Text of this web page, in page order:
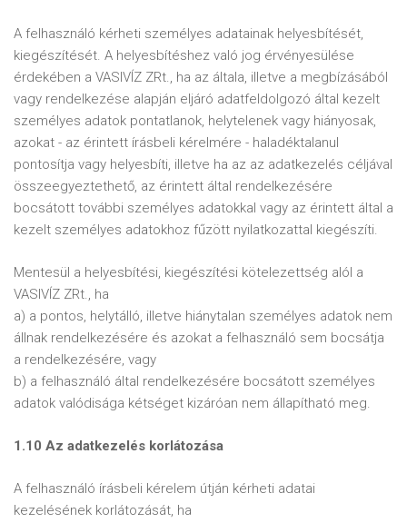
A felhasználó kérheti személyes adatainak helyesbítését,
kiegészítését. A helyesbítéshez való jog érvényesülése
érdekében a VASIVÍZ ZRt., ha az általa, illetve a megbízásából
vagy rendelkezése alapján eljáró adatfeldolgozó által kezelt
személyes adatok pontatlanok, helytelenek vagy hiányosak,
azokat - az érintett írásbeli kérelmére - haladéktalanul
pontosítja vagy helyesbíti, illetve ha az az adatkezelés céljával
összeegyeztethető, az érintett által rendelkezésére
bocsátott további személyes adatokkal vagy az érintett által a
kezelt személyes adatokhoz fűzött nyilatkozattal kiegészíti.
Mentesül a helyesbítési, kiegészítési kötelezettség alól a
VASIVÍZ ZRt., ha
a) a pontos, helytálló, illetve hiánytalan személyes adatok nem
állnak rendelkezésére és azokat a felhasználó sem bocsátja
a rendelkezésére, vagy
b) a felhasználó által rendelkezésére bocsátott személyes
adatok valódisága kétséget kizáróan nem állapítható meg.
1.10 Az adatkezelés korlátozása
A felhasználó írásbeli kérelem útján kérheti adatai
kezelésének korlátozását, ha